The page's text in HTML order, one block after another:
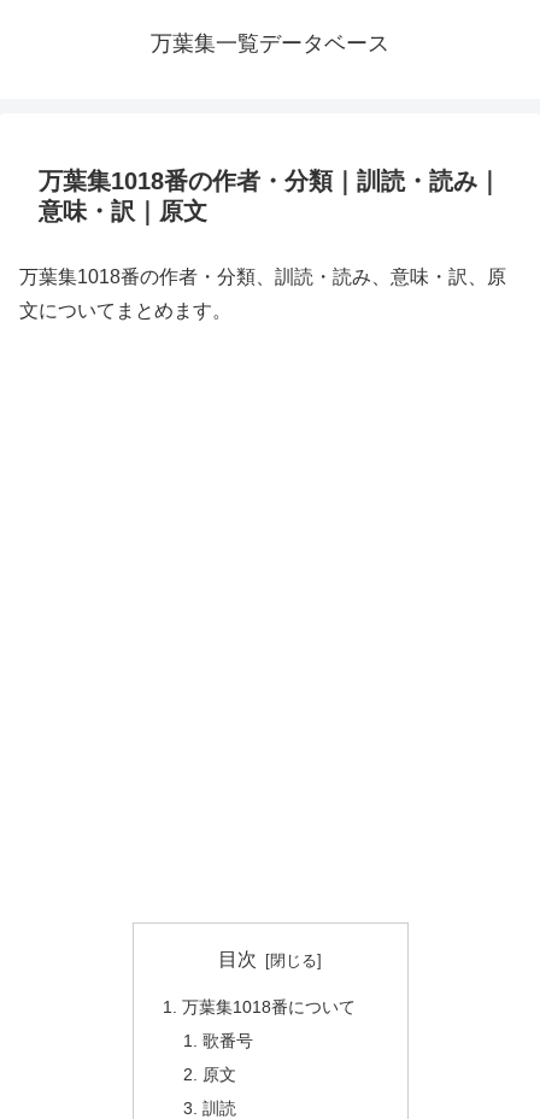
万葉集一覧データベース
万葉集1018番の作者・分類｜訓読・読み｜
意味・訳｜原文
万葉集1018番の作者・分類、訓読・読み、意味・訳、原
文についてまとめます。
目次
万葉集1018番について
歌番号
原文
訓読